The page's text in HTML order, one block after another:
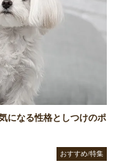
になる性格としつけのポ
おすすめ/特集